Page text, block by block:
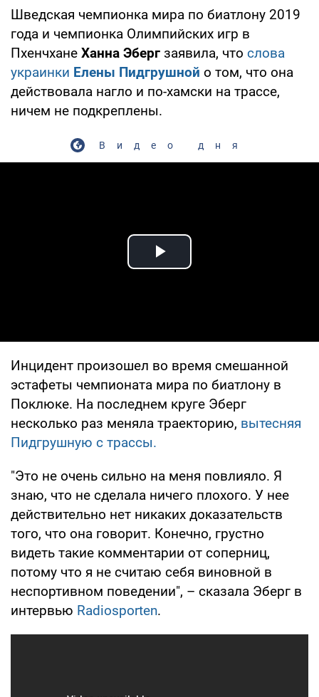
Шведская чемпионка мира по биатлону 2019
года и чемпионка Олимпийских игр в
Пхенчхане Ханна Эберг заявила, что слова
украинки Елены Пидгрушной о том, что она
действовала нагло и по-хамски на трассе,
ничем не подкреплены.
Видео дня
Play Video
Инцидент произошел во время смешанной
эстафеты чемпионата мира по биатлону в
Поклюке. На последнем круге Эберг
несколько раз меняла траекторию, вытесняя
Пидгрушную с трассы.
"Это не очень сильно на меня повлияло. Я
знаю, что не сделала ничего плохого. У нее
действительно нет никаких доказательств
того, что она говорит. Конечно, грустно
видеть такие комментарии от соперниц,
потому что я не считаю себя виновной в
неспортивном поведении", – сказала Эберг в
интервью Radiosporten.